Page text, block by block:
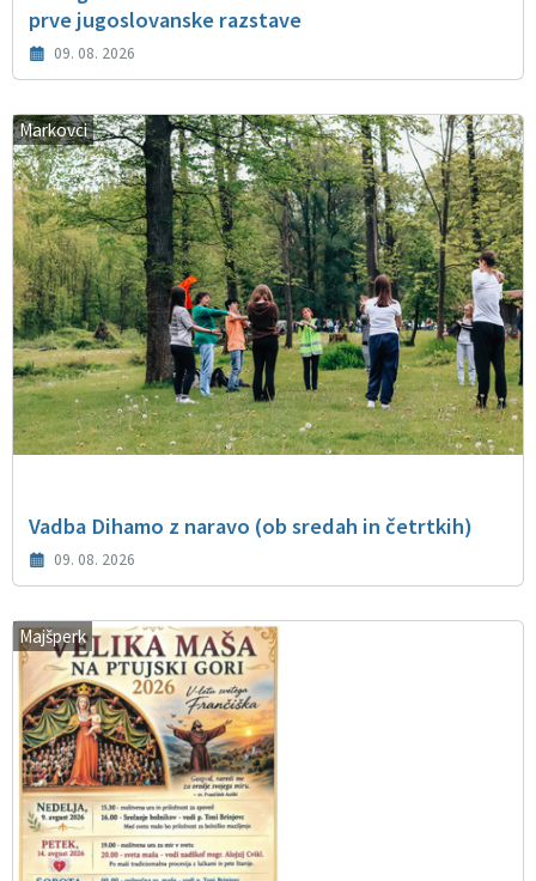
prve jugoslovanske razstave
09. 08. 2026
Markovci
Vadba Dihamo z naravo (ob sredah in četrtkih)
09. 08. 2026
Majšperk